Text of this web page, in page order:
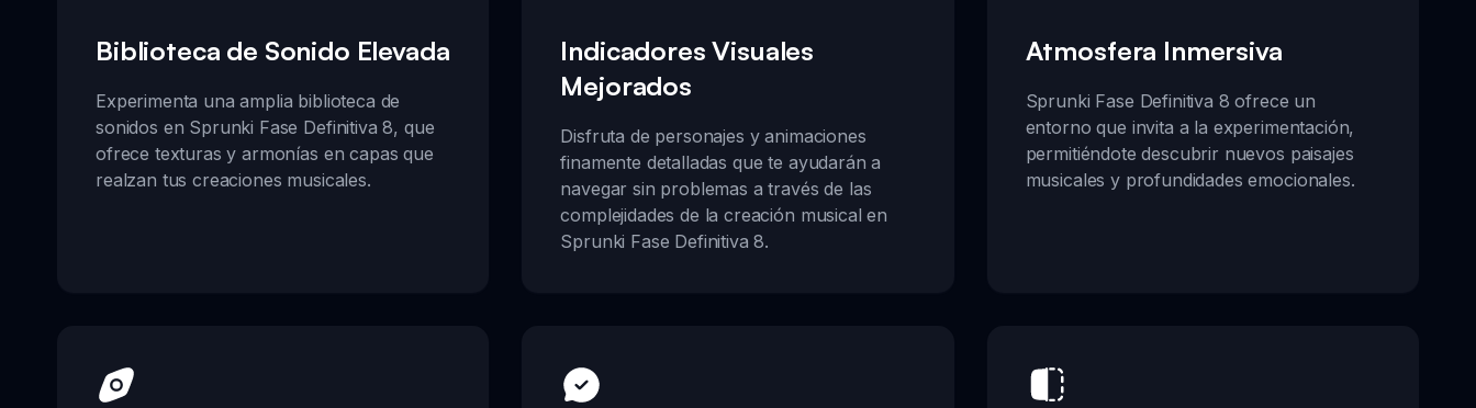
Biblioteca de Sonido Elevada
Experimenta una amplia biblioteca de
sonidos en Sprunki Fase Definitiva 8, que
ofrece texturas y armonías en capas que
realzan tus creaciones musicales.
Indicadores Visuales
Mejorados
Disfruta de personajes y animaciones
finamente detalladas que te ayudarán a
navegar sin problemas a través de las
complejidades de la creación musical en
Sprunki Fase Definitiva 8.
Atmosfera Inmersiva
Sprunki Fase Definitiva 8 ofrece un
entorno que invita a la experimentación,
permitiéndote descubrir nuevos paisajes
musicales y profundidades emocionales.